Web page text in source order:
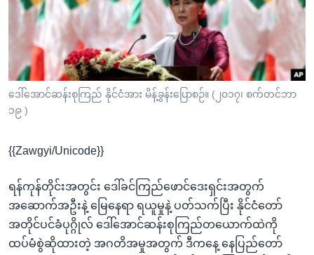
စာမျက်နှာ
ကျော်
ကြည့်
ရန်
ရှာဖွေ
သို့
ကျော်
ဗွီအိုအေ လူမှုကွန်ယက်များ
ဘာသာစကားများ
ဒေါ်အောင်ဆန်းစုကြည် နိုင်ငံအား မိန့်ခွန်းပြောစဉ်။ (၂၀၁၇၊ စက်တင်ဘာ
၁၉ )
{{Zawgyi/Unicode}}
ရန်ကုန်တိုင်းအတွင်း ဒေါ်ခင်ကြည်ဖောင်ဒေးရှင်းအတွက်
အဆောက်အဦးနဲ့ မြေနေရာ ရယူမှုနဲ့ ပတ်သက်ပြီး နိုင်ငံတော်
အတိုင်ပင်ခံပုဂ္ဂိုလ် ဒေါ်အောင်ဆန်းစုကြည်တယောက်ထဲကို
ထပ်မံစွဲဆိုထားတဲ့ အဂတိအမှုအတွက် ဒီကနေ့ နေပြည်တော်